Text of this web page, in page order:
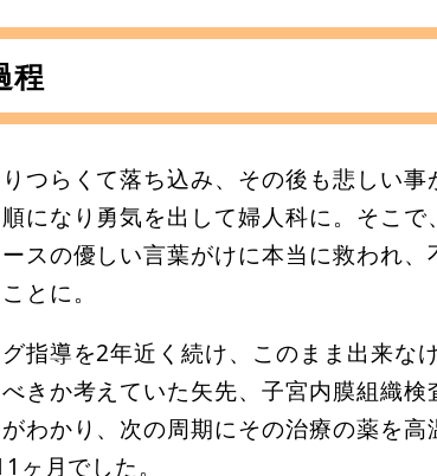
程
つらくて落ち込み、その後も悲しい事
になり勇気を出して婦人科に。そこ
スの優しい言葉がけに本当に救われ
とに。
指導を2年近く続け、このまま出来な
きか考えていた矢先、子宮内膜組織
わかり、次の周期にその治療の薬を
ヶ月でした。